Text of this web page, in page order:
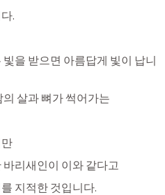
.
을 받으면 아름답게 빛이 납니
살과 뼈가 썩어가는
리새인이 이와 같다고
지적한 것입니다.